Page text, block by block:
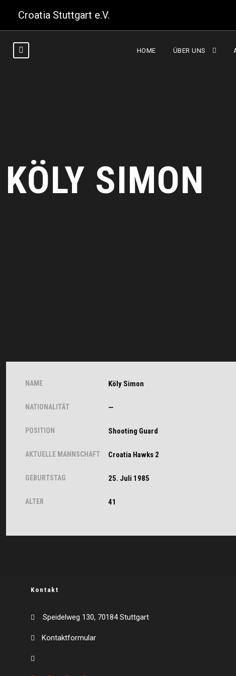
Croatia Stuttgart e.V.
HOME ÜBER UNS
KÖLY SIMON
NAME Köly Simon
NATIONALITÄT —
POSITION Shooting Guard
AKTUELLE MANNSCHAFT Croatia Hawks 2
GEBURTSTAG 25. Juli 1985
ALTER 41
Kontakt
Speidelweg 130, 70184 Stuttgart
Kontaktformular